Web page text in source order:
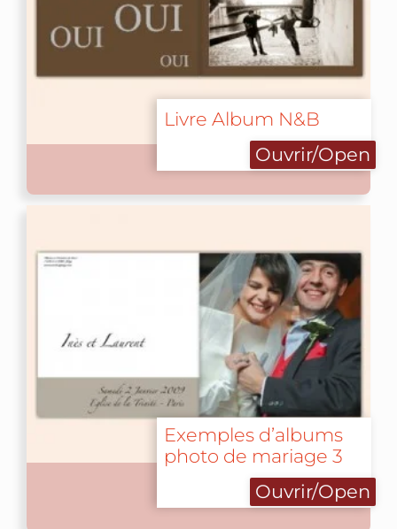
Livre Album N&B
Ouvrir/Open
Exemples d’albums
photo de mariage 3
Ouvrir/Open